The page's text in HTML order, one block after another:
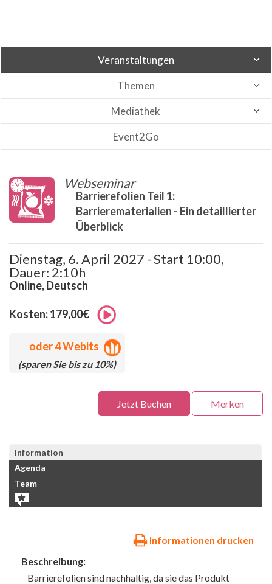
Veranstaltungen
Themen
Mediathek
Event2Go
Webseminar
Barrierefolien Teil 1:
Barrierematerialien - Ein detaillierter
Überblick
Dienstag, 6. April 2027 - Start 10:00,
Dauer: 2:10h
Online, Deutsch
Kosten: 179,00€
oder4 Webits
(sparen Sie bis zu 10%)
Jetzt Buchen Merken
Information
Agenda
Team
Informationen drucken
Beschreibung:
Barrierefolien sind nachhaltig, da sie das Produkt